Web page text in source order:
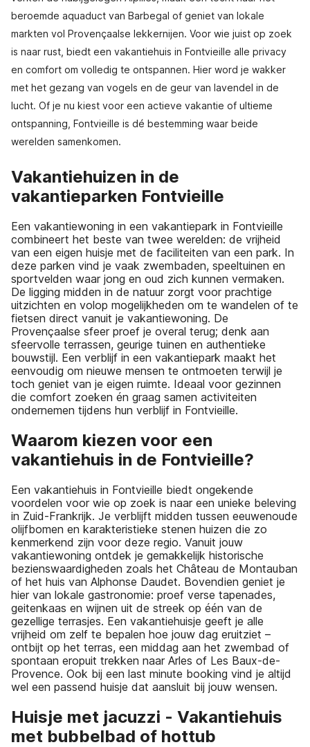
beroemde aquaduct van Barbegal of geniet van lokale
markten vol Provençaalse lekkernijen. Voor wie juist op zoek
is naar rust, biedt een vakantiehuis in Fontvieille alle privacy
en comfort om volledig te ontspannen. Hier word je wakker
met het gezang van vogels en de geur van lavendel in de
lucht. Of je nu kiest voor een actieve vakantie of ultieme
ontspanning, Fontvieille is dé bestemming waar beide
werelden samenkomen.
Vakantiehuizen in de
vakantieparken Fontvieille
Een vakantiewoning in een vakantiepark in Fontvieille
combineert het beste van twee werelden: de vrijheid
van een eigen huisje met de faciliteiten van een park. In
deze parken vind je vaak zwembaden, speeltuinen en
sportvelden waar jong en oud zich kunnen vermaken.
De ligging midden in de natuur zorgt voor prachtige
uitzichten en volop mogelijkheden om te wandelen of te
fietsen direct vanuit je vakantiewoning. De
Provençaalse sfeer proef je overal terug; denk aan
sfeervolle terrassen, geurige tuinen en authentieke
bouwstijl. Een verblijf in een vakantiepark maakt het
eenvoudig om nieuwe mensen te ontmoeten terwijl je
toch geniet van je eigen ruimte. Ideaal voor gezinnen
die comfort zoeken én graag samen activiteiten
ondernemen tijdens hun verblijf in Fontvieille.
Waarom kiezen voor een
vakantiehuis in de Fontvieille?
Een vakantiehuis in Fontvieille biedt ongekende
voordelen voor wie op zoek is naar een unieke beleving
in Zuid-Frankrijk. Je verblijft midden tussen eeuwenoude
olijfbomen en karakteristieke stenen huizen die zo
kenmerkend zijn voor deze regio. Vanuit jouw
vakantiewoning ontdek je gemakkelijk historische
bezienswaardigheden zoals het Château de Montauban
of het huis van Alphonse Daudet. Bovendien geniet je
hier van lokale gastronomie: proef verse tapenades,
geitenkaas en wijnen uit de streek op één van de
gezellige terrasjes. Een vakantiehuisje geeft je alle
vrijheid om zelf te bepalen hoe jouw dag eruitziet –
ontbijt op het terras, een middag aan het zwembad of
spontaan eropuit trekken naar Arles of Les Baux-de-
Provence. Ook bij een last minute booking vind je altijd
wel een passend huisje dat aansluit bij jouw wensen.
Huisje met jacuzzi - Vakantiehuis
met bubbelbad of hottub